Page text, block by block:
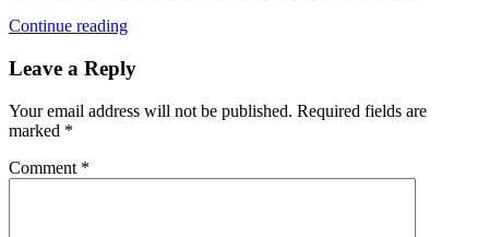
Continue reading
Leave a Reply
Your email address will not be published. Required fields are
marked *
Comment *